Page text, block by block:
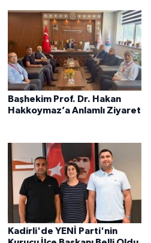
Başhekim Prof. Dr. Hakan
Hakkoymaz’a Anlamlı Ziyaret
Kadirli'de YENİ Parti'nin